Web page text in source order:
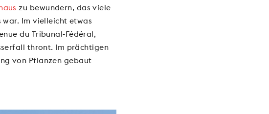
zu bewundern, das viele
Im vielleicht etwas
du Tribunal-Fédéral,
thront. Im prächtigen
von Pflanzen gebaut